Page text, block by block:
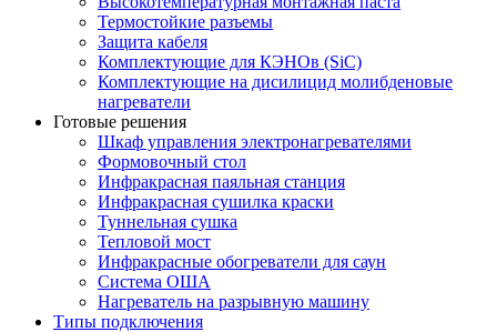
Термостойкие разъемы
Защита кабеля
Комплектующие для КЭНОв (SiC)
Комплектующие на дисилицид молибденовые
нагреватели
Готовые решения
Шкаф управления электронагревателями
Формовочный стол
Инфракрасная паяльная станция
Инфракрасная сушилка краски
Туннельная сушка
Тепловой мост
Инфракрасные обогреватели для саун
Система ОША
Нагреватель на разрывную машину
Типы подключения